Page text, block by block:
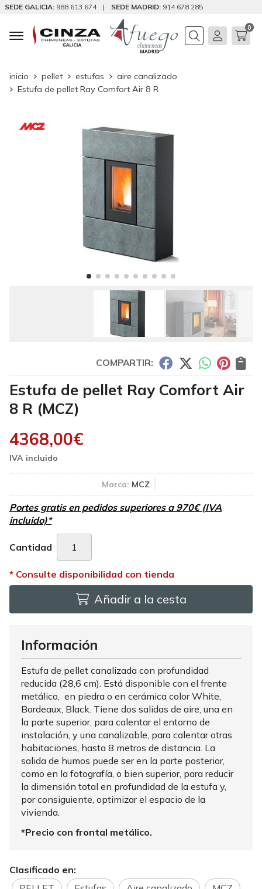
SEDE GALICIA: 988 613 674 | SEDE MADRID: 914 678 285
Buscar
0
inicio pellet estufas
aire canalizado
Estufa de pellet Ray Comfort Air 8 R
COMPARTIR:
Estufa de pellet Ray Comfort Air
8 R (MCZ)
4368,00€
Marca: MCZ
Portes gratis en pedidos superiores a 970€ (IVA
incluido)*
Cantidad
Añadir a la cesta
Información
Estufa de pellet canalizada con profundidad
reducida (28,6 cm). Está disponible con el frente
metálico, en piedra o en cerámica color White,
Bordeaux, Black. Tiene dos salidas de aire, una en
la parte superior, para calentar el entorno de
instalación, y una canalizable, para calentar otras
habitaciones, hasta 8 metros de distancia. La
salida de humos puede ser en la parte posterior,
como en la fotografía, o bien superior, para reducir
la dimensión total en profundidad de la estufa y,
por consiguiente, optimizar el espacio de la
vivienda.
*Precio con frontal metálico.
Clasificado en: